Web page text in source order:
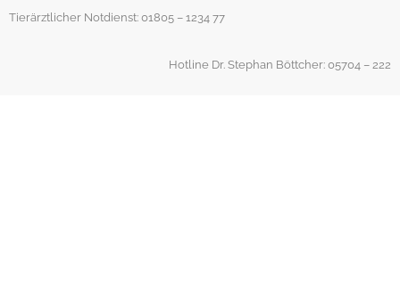
springen
Tierärztlicher Notdienst: 01805 – 1234 77
Hotline Dr. Stephan Böttcher: 05704 – 222